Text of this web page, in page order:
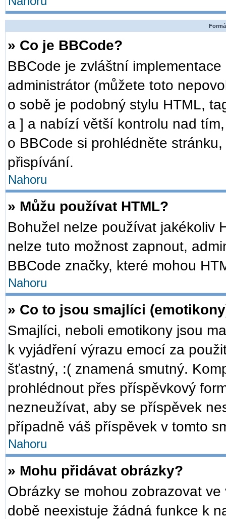
» Co je BBCode?
BBCode je zvláštní
administrátor (můžete toto
o sobě je podobný stylu HTML,
a ] a nabízí větší kontrolu nad
o BBCode si prohlédněte
přispívání.
Nahoru
» Můžu používat HTML?
Bohužel nelze používat jakékoliv
nelze tuto možnost zapnout,
BBCode značky, které mohou
Nahoru
» Co to jsou smajlíci
Smajlíci, neboli emotikony jsou
k vyjádření výrazu emocí za
šťastný, :( znamená smutný.
prohlédnout přes příspěvkový
nezneužívat, aby se příspěvek
případně váš příspěvek v tomto
Nahoru
» Mohu přidávat obrázky?
Obrázky se mohou zobrazovat
době neexistuje žádná funkce k